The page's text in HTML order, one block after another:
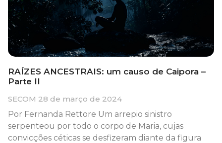
RAÍZES ANCESTRAIS: um causo de Caipora –
Parte II
SECOM 28 de março de 2024
Por Fernanda Rettore Um arrepio sinistro
serpenteou por todo o corpo de Maria, cujas
convicções céticas se desfizeram diante da figura